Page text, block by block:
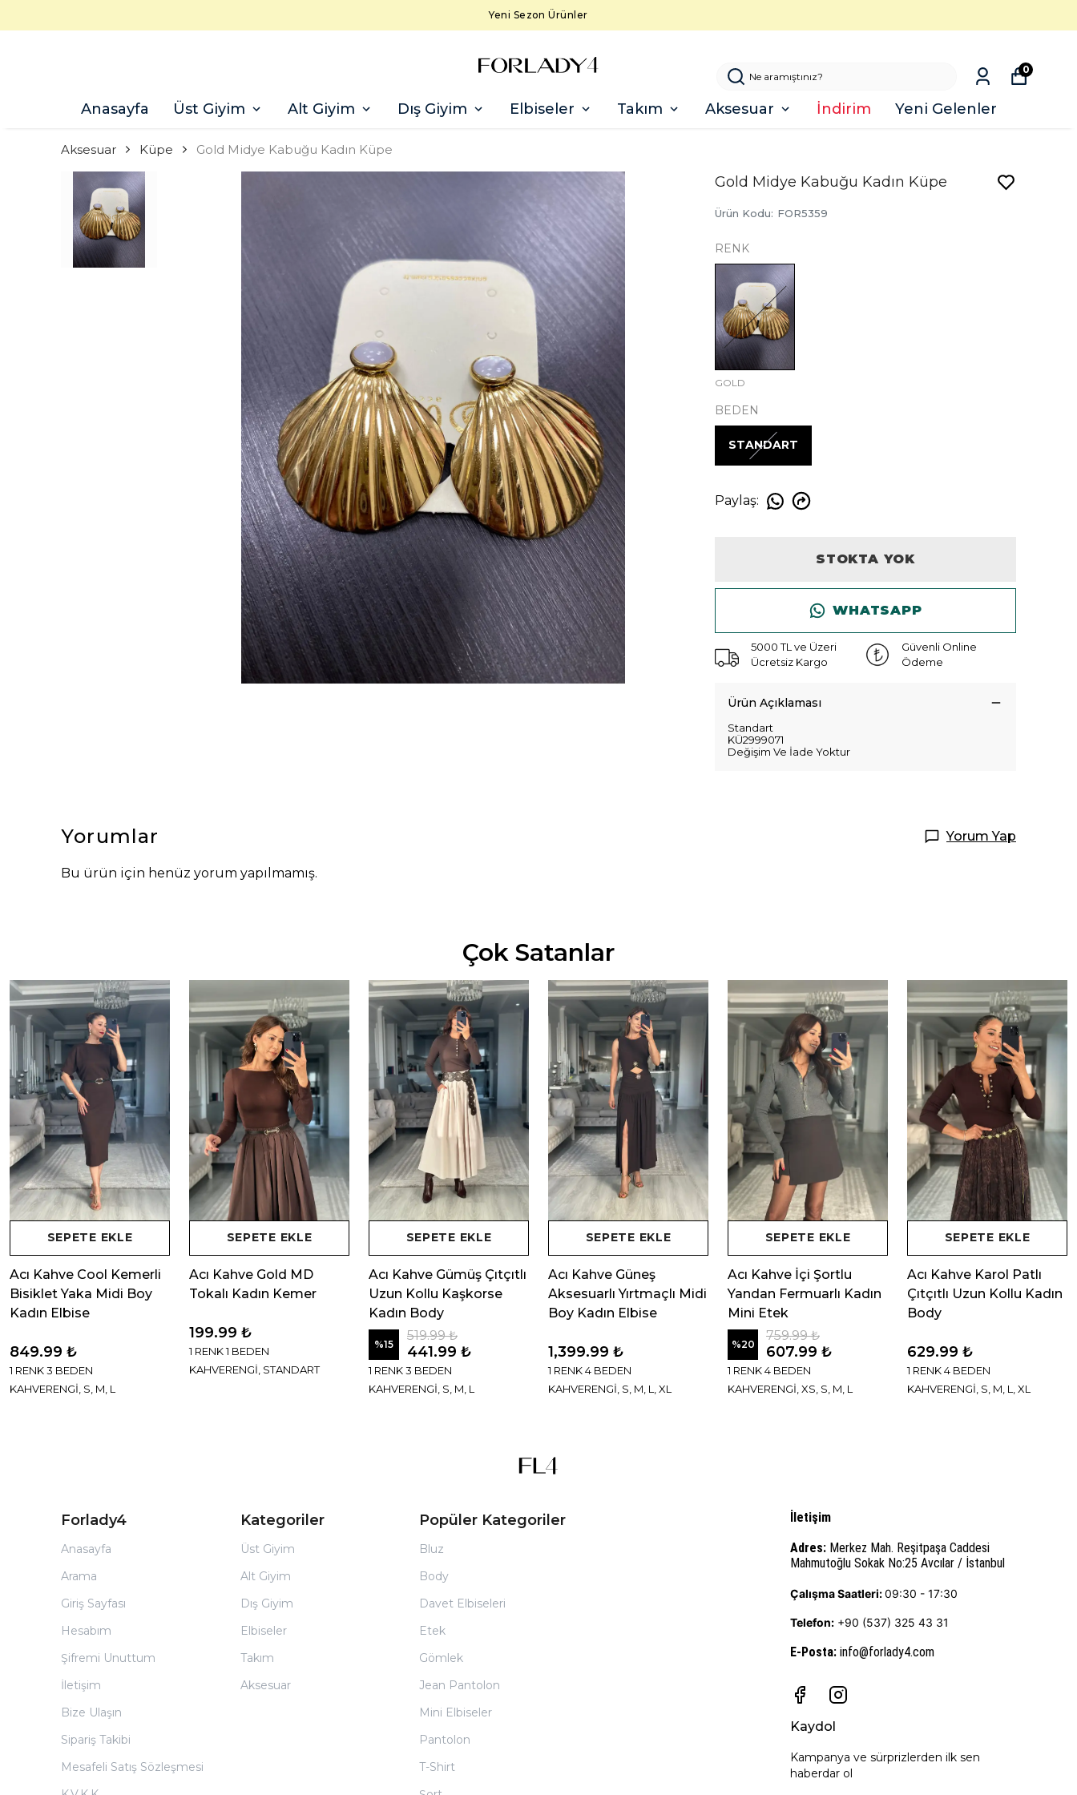
Yeni Sezon Ürünler
Anasayfa Üst Giyim Alt Giyim Dış Giyim Elbiseler Takım Aksesuar İndirim Yeni Gelenler
0
Aksesuar Küpe Gold Midye Kabuğu Kadın Küpe
Gold Midye Kabuğu Kadın Küpe
Ürün Kodu: FOR5359
RENK
GOLD
BEDEN
STANDART
Paylaş:
STOKTA YOK
WHATSAPP
5000 TL ve Üzeri
Ücretsiz Kargo
Güvenli Online
Ödeme
Ürün Açıklaması
Standart
KÜ2999071
Değişim Ve İade Yoktur
Yorumlar Yorum Yap
Bu ürün için henüz yorum yapılmamış.
Çok Satanlar
SEPETE EKLE
Acı Kahve Cool Kemerli
Bisiklet Yaka Midi Boy
Kadın Elbise
849.99 ₺
1 RENK 3 BEDEN
KAHVERENGİ, S, M, L
SEPETE EKLE
Acı Kahve Gold MD
Tokalı Kadın Kemer
199.99 ₺
1 RENK 1 BEDEN
KAHVERENGİ, STANDART
SEPETE EKLE
Acı Kahve Gümüş Çıtçıtlı
Uzun Kollu Kaşkorse
Kadın Body
%15
519.99 ₺
441.99 ₺
1 RENK 3 BEDEN
KAHVERENGİ, S, M, L
SEPETE EKLE
Acı Kahve Güneş
Aksesuarlı Yırtmaçlı Midi
Boy Kadın Elbise
1,399.99 ₺
1 RENK 4 BEDEN
KAHVERENGİ, S, M, L, XL
SEPETE EKLE
Acı Kahve İçi Şortlu
Yandan Fermuarlı Kadın
Mini Etek
%20
759.99 ₺
607.99 ₺
1 RENK 4 BEDEN
KAHVERENGİ, XS, S, M, L
SEPETE EKLE
Acı Kahve Karol Patlı
Çıtçıtlı Uzun Kollu Kadın
Body
629.99 ₺
1 RENK 4 BEDEN
KAHVERENGİ, S, M, L, XL
Forlady4
Anasayfa
Arama
Giriş Sayfası
Hesabım
Şifremi Unuttum
İletişim
Bize Ulaşın
Sipariş Takibi
Mesafeli Satış Sözleşmesi
Kategoriler
Üst Giyim
Alt Giyim
Dış Giyim
Elbiseler
Takım
Aksesuar
Popüler Kategoriler
Bluz
Body
Davet Elbiseleri
Etek
Gömlek
Jean Pantolon
Mini Elbiseler
Pantolon
T-Shirt
İletişim
Adres: Merkez Mah. Reşitpaşa Caddesi
Mahmutoğlu Sokak No:25 Avcılar / İstanbul
Çalışma Saatleri:09:30 - 17:30
Telefon: +90 (537) 325 43 31
E-Posta: info@forlady4.com
Kaydol
Kampanya ve sürprizlerden ilk sen
haberdar ol